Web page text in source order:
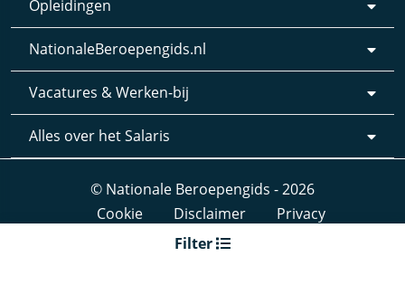
Filter
Opleidingen
NationaleBeroepengids.nl
Vacatures & Werken-bij
Alles over het Salaris
© Nationale Beroepengids - 2026
Cookie
Disclaimer
Privacy
Webdesign & realisatie: